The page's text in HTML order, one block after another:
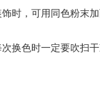
时，可用同色粉末
换色时一定要吹扫